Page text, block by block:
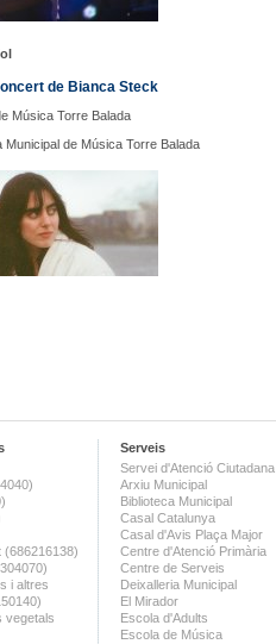
de Bianca Steck
Música Torre Balada
Municipal de Música Torre Balada
(686216138)
i altres
vegetals
Serveis
Servei d'Atenció
Arxiu Municipal
Biblioteca Municipal
Casal Catalunya
Casal d'Avis Plaça Major
Centre d'Atenció Primària
Centre de Serveis
Deixalleria Municipal
El Mirador
Escola d'Adults
Escola de Música